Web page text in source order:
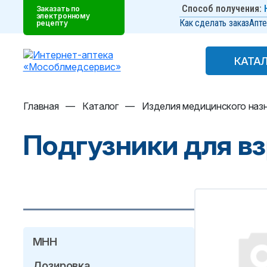
Заказать по
электронному
рецепту
Способ получения:
Как сделать заказ
Главная — Каталог — Изделия медицинского
Подгузники для
МНН